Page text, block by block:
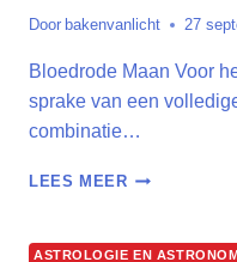
Door bakenvanlicht 27
Bloedrode Maan Voor
sprake van een
combinatie…
LEES MEERHEMELS
KRUIPT
ASTROLOGIE EN